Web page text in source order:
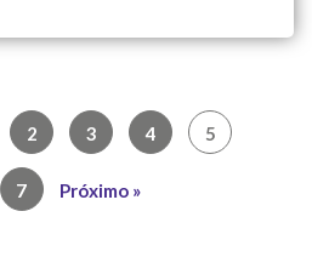
2 3 4 5
7 Próximo »